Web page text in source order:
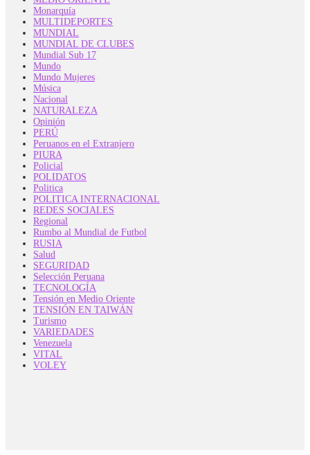
Monarquía
MULTIDEPORTES
MUNDIAL
MUNDIAL DE CLUBES
Mundial Sub 17
Mundo
Mundo Mujeres
Música
Nacional
NATURALEZA
Opinión
PERÚ
Peruanos en el Extranjero
PIURA
Policial
POLIDATOS
Politica
POLITICA INTERNACIONAL
REDES SOCIALES
Regional
Rumbo al Mundial de Futbol
RUSIA
Salud
SEGURIDAD
Selección Peruana
TECNOLOGÍA
Tensión en Medio Oriente
TENSIÓN EN TAIWÁN
Turismo
VARIEDADES
Venezuela
VITAL
VOLEY